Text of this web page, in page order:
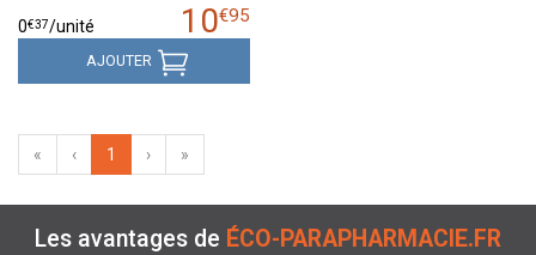
10€95
0€37/unité
AJOUTER
« ‹ 1 › »
Les avantages de ÉCO-PARAPHARMACIE.FR